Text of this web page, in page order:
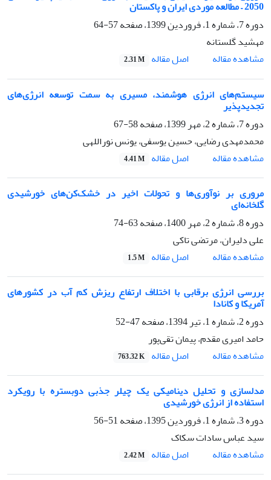
2050 – مطالعه موردی ایران و پاکستان
دوره 7، شماره 1، فروردین 1399، صفحه
57-64
مهشید گلستانه
مشاهده مقاله
اصل مقاله 2.31 M
سیستم‌های انرژی هوشمند، مسیری به سمت توسعه انرژی‌های
تجدیدپذیر
دوره 7، شماره 2، مهر 1399، صفحه
58-67
محمدمهدی رضایی، حسین یوسفی، یونس نوراللهی
مشاهده مقاله
اصل مقاله 4.41 M
مروری بر نوآوری‌ها و تحولات اخیر در خشک‌کن‌های خورشیدی
گلخانه‌ای
دوره 8، شماره 2، مهر 1400، صفحه
63-74
علی دلیران، مرتضی تاکی
مشاهده مقاله
اصل مقاله 1.5 M
بررسی انرژی برقابی با اختلاف ارتفاع ریزش کم آب در کشورهای
آمریکا و کانادا
دوره 2، شماره 1، تیر 1394، صفحه
47-52
حامد امیری مقدم، پیمان تقی‌پور
مشاهده مقاله
اصل مقاله 763.32 K
مدلسازی و تحلیل دینامیکی یک چیلر جذبی دوبستره با رویکرد
استفاده از انرژی خورشیدی
دوره 3، شماره 1، فروردین 1395، صفحه
51-56
سید عباس سادات سکاک
مشاهده مقاله
اصل مقاله 2.42 M